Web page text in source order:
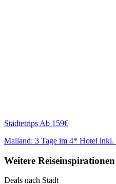
Städtetrips Ab 159€
Mailand: 3 Tage im 4* Hotel
Weitere Reiseinspirationen
Deals nach Stadt